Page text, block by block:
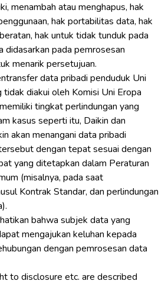
menambah atau menghapus, hak
hak portabilitas data, hak
hak untuk tidak tunduk pada
didasarkan pada pemrosesan
menarik persetujuan.
data pribadi penduduk Uni
tidak diakui oleh Komisi Uni Eropa
tingkat perlindungan yang
kasus seperti itu, Daikin dan
akan menangani data pribadi
dengan tepat sesuai dengan
yang ditetapkan dalam Peraturan
(misalnya, pada saat
Kontrak Standar, dan perlindungan
bahwa subjek data yang
mengajukan keluhan kepada
dengan pemrosesan data
to disclosure etc. are described